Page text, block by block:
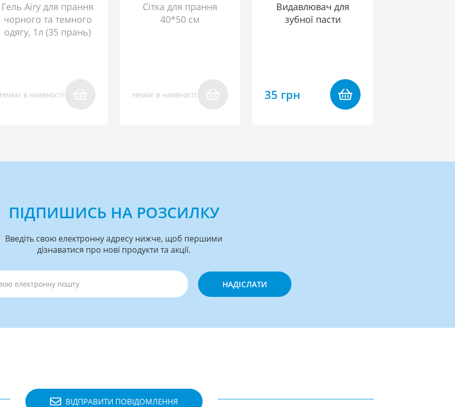
Гель Airy для прання
чорного та темного
одягу, 1л (35 прань)
Немає в наявності
Сітка для прання
40*50 см
Немає в наявності
Видавлювач для
зубної пасти
35 грн
ПІДПИШИСЬ НА РОЗСИЛКУ
Введіть свою електронну адресу нижче, щоб першими
дізнаватися про нові продукти та акції.
НАДІСЛАТИ
ВІДПРАВИТИ ПОВІДОМЛЕННЯ